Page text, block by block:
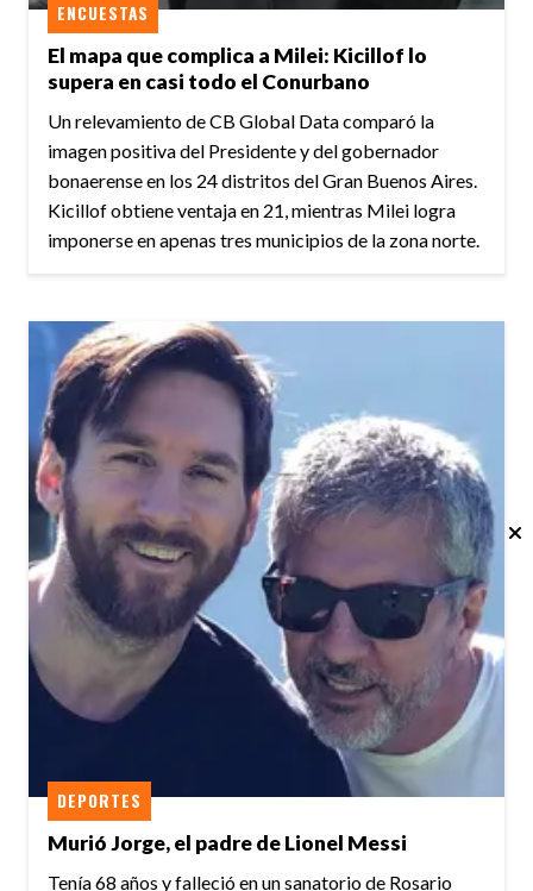
El mapa que complica a Milei: Kicillof lo
supera en casi todo el Conurbano
ENCUESTAS
Un relevamiento de CB Global Data comparó la
imagen positiva del Presidente y del gobernador
bonaerense en los 24 distritos del Gran Buenos Aires.
Kicillof obtiene ventaja en 21, mientras Milei logra
imponerse en apenas tres municipios de la zona norte.
Murió Jorge, el padre de Lionel Messi
DEPORTES
Tenía 68 años y falleció en un sanatorio de Rosario